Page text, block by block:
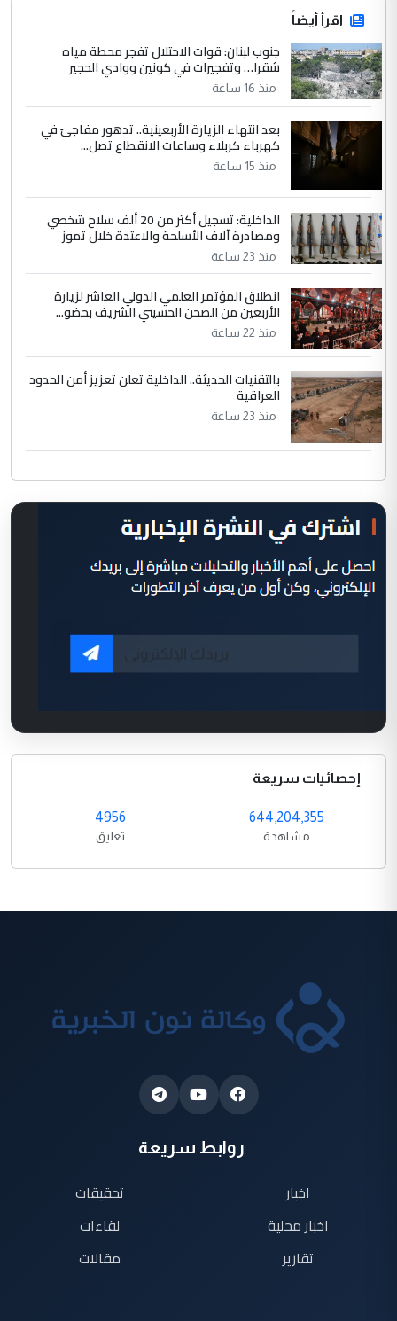
اقرأ أيضاً
جنوب لبنان: قوات الاحتلال تفجر محطة مياه
شقرا… وتفجيرات في كونين ووادي الحجير
منذ 16 ساعة
بعد انتهاء الزيارة الأربعينية.. تدهور مفاجئ في
كهرباء كربلاء وساعات الانقطاع تصل...
منذ 15 ساعة
الداخلية: تسجيل أكثر من 20 ألف سلاح شخصي
ومصادرة آلاف الأسلحة والاعتدة خلال تموز
منذ 23 ساعة
انطلاق المؤتمر العلمي الدولي العاشر لزيارة
الأربعين من الصحن الحسيني الشريف بحضو...
منذ 22 ساعة
بالتقنيات الحديثة.. الداخلية تعلن تعزيز أمن الحدود
العراقية
منذ 23 ساعة
إحصائيات سريعة
644,204,355
مشاهدة
4956
تعليق
روابط سريعة
اخبار
اخبار محلية
تقارير
تحقيقات
لقاءات
مقالات